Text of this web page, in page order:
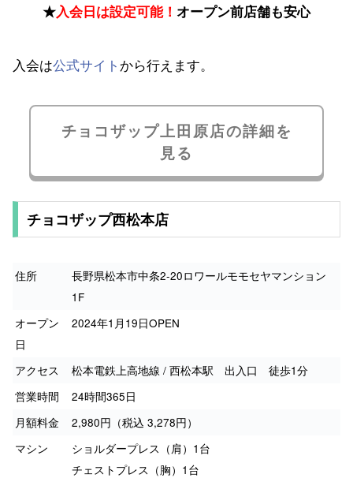
★入会日は設定可能！ オープン前店舗も安心
入会は公式サイト から行えます。
チョコザップ上田原店の詳細を
見る
チョコザップ西松本店
住所
長野県松本市中条2-20ロワールモモセヤマンション
1F
オープン
日
2024年1月19日OPEN
アクセス
松本電鉄上高地線 / 西松本駅 出入口 徒歩1分
営業時間
24時間365日
月額料金
2,980円（税込 3,278円）
マシン
ショルダープレス（肩）1台
チェストプレス（胸）1台